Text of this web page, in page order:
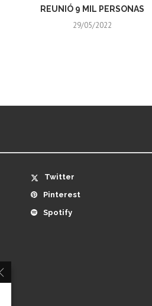
REUNIÓ 9 MIL PERSONAS
29/05/2022
Twitter
Pinterest
Spotify